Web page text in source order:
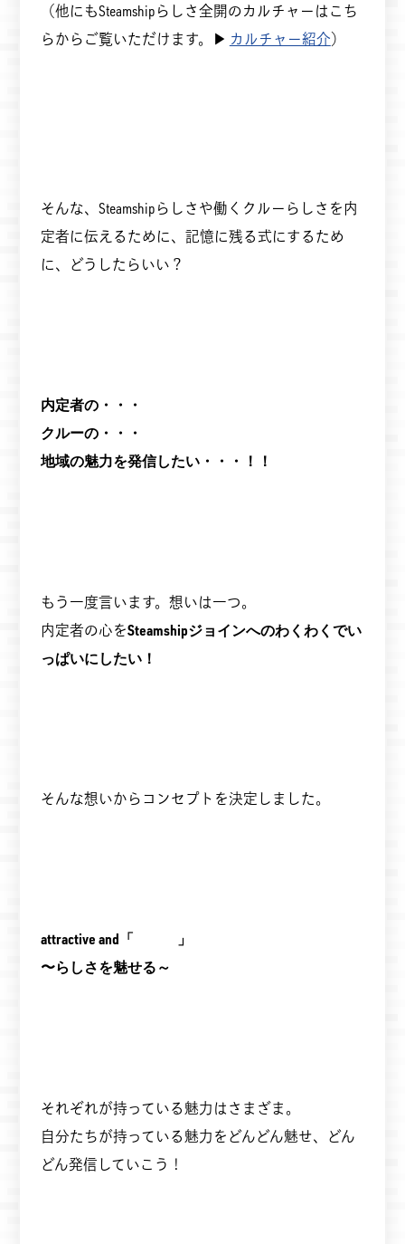
（他にもSteamshipらしさ全開のカルチャーはこち
らからご覧いただけます。▶︎ カルチャー紹介）
そんな、Steamshipらしさや働くクルーらしさを内
定者に伝えるために、記憶に残る式にするため
に、どうしたらいい？
内定者の・・・
クルーの・・・
地域の魅力を発信したい・・・！！
もう一度言います。想いは一つ。
内定者の心をSteamshipジョインへのわくわくでい
っぱいにしたい！
そんな想いからコンセプトを決定しました。
attractive and「 」
〜らしさを魅せる～
それぞれが持っている魅力はさまざま。
自分たちが持っている魅力をどんどん魅せ、どん
どん発信していこう！